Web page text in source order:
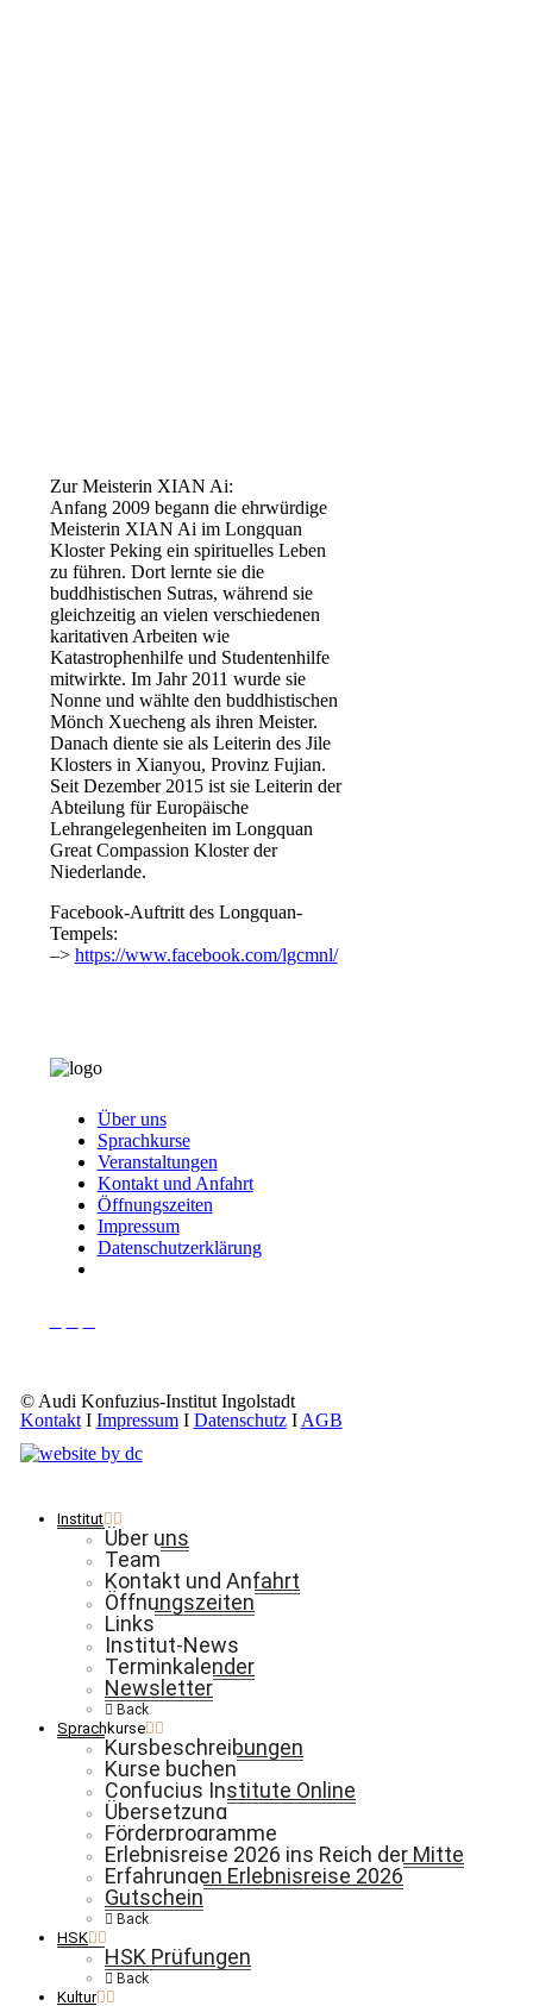
Zur Meisterin XIAN Ai:
Anfang 2009 begann die ehrwürdige
Meisterin XIAN Ai im Longquan
Kloster Peking ein spirituelles Leben
zu führen. Dort lernte sie die
buddhistischen Sutras, während sie
gleichzeitig an vielen verschiedenen
karitativen Arbeiten wie
Katastrophenhilfe und Studentenhilfe
mitwirkte. Im Jahr 2011 wurde sie
Nonne und wählte den buddhistischen
Mönch Xuecheng als ihren Meister.
Danach diente sie als Leiterin des Jile
Klosters in Xianyou, Provinz Fujian.
Seit Dezember 2015 ist sie Leiterin der
Abteilung für Europäische
Lehrangelegenheiten im Longquan
Great Compassion Kloster der
Niederlande.
Facebook-Auftritt des Longquan-
Tempels:
–> https://www.facebook.com/lgcmnl/
Über uns
Sprachkurse
Veranstaltungen
Kontakt und Anfahrt
Öffnungszeiten
Impressum
Datenschutzerklärung
© Audi Konfuzius-Institut Ingolstadt
KontaktI ImpressumI DatenschutzI AGB
Institut
Über uns
Team
Kontakt und Anfahrt
Öffnungszeiten
Links
Institut-News
Terminkalender
Newsletter
Back
Sprachkurse
Kursbeschreibungen
Kurse buchen
Confucius Institute Online
Übersetzung
Förderprogramme
Erlebnisreise 2026 ins Reich der Mitte
Erfahrungen Erlebnisreise 2026
Gutschein
Back
HSK
HSK Prüfungen
Back
Kultur